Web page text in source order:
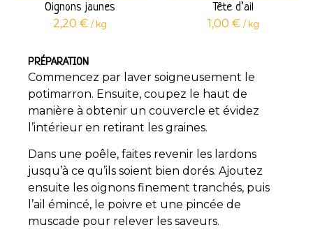
Oignons jaunes
2,20 € / kg
Tête d’ail
1,00 € / kg
PRÉPARATION
Commencez par laver soigneusement le
potimarron. Ensuite, coupez le haut de
manière à obtenir un couvercle et évidez
l’intérieur en retirant les graines.
Dans une poêle, faites revenir les lardons
jusqu’à ce qu’ils soient bien dorés. Ajoutez
ensuite les oignons finement tranchés, puis
l’ail émincé, le poivre et une pincée de
muscade pour relever les saveurs.